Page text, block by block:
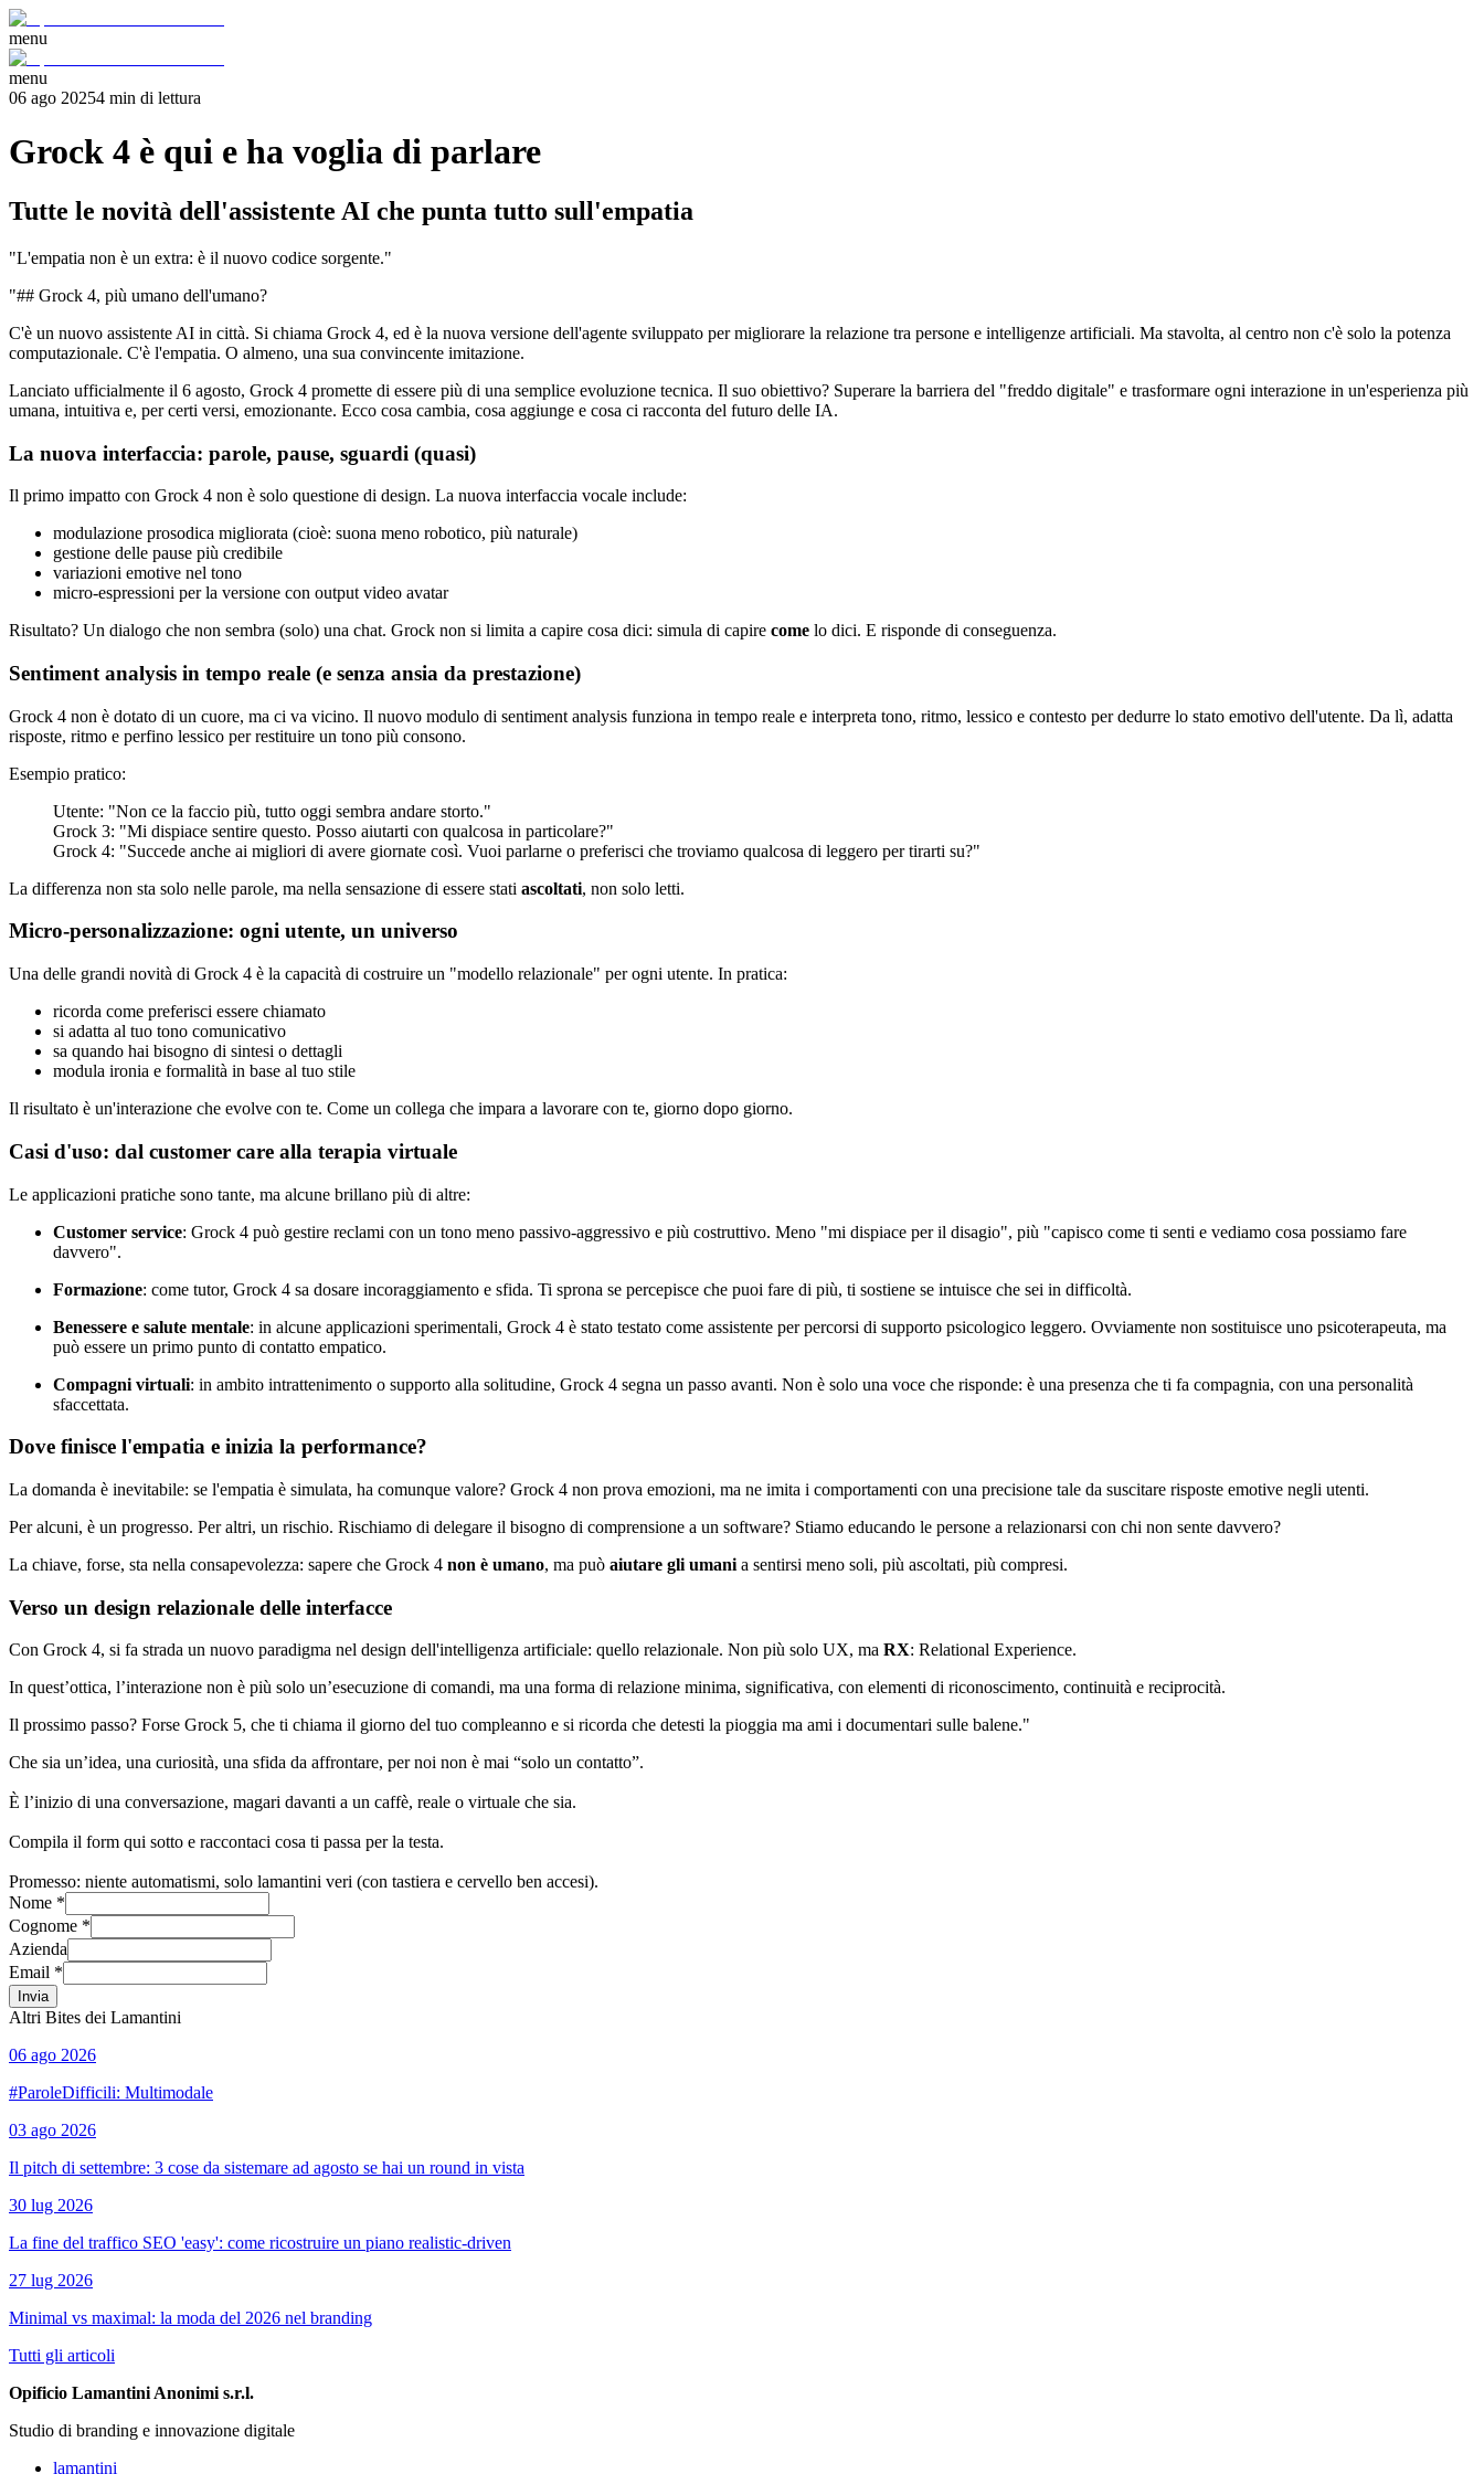
menu
menu
06 ago 20254 min di lettura
Grock 4 è qui e ha voglia di parlare
Tutte le novità dell'assistente AI che punta tutto sull'empatia
"L'empatia non è un extra: è il nuovo codice sorgente."
"## Grock 4, più umano dell'umano?
C'è un nuovo assistente AI in città. Si chiama Grock 4, ed è la nuova versione dell'agente sviluppato per migliorare la relazione tra persone e intelligenze artificiali. Ma stavolta, al centro non c'è solo la potenza
computazionale. C'è l'empatia. O almeno, una sua convincente imitazione.
Lanciato ufficialmente il 6 agosto, Grock 4 promette di essere più di una semplice evoluzione tecnica. Il suo obiettivo? Superare la barriera del "freddo digitale" e trasformare ogni interazione in un'esperienza più
umana, intuitiva e, per certi versi, emozionante. Ecco cosa cambia, cosa aggiunge e cosa ci racconta del futuro delle IA.
La nuova interfaccia: parole, pause, sguardi (quasi)
Il primo impatto con Grock 4 non è solo questione di design. La nuova interfaccia vocale include:
modulazione prosodica migliorata (cioè: suona meno robotico, più naturale)
gestione delle pause più credibile
variazioni emotive nel tono
micro-espressioni per la versione con output video avatar
Risultato? Un dialogo che non sembra (solo) una chat. Grock non si limita a capire cosa dici: simula di capire come lo dici. E risponde di conseguenza.
Sentiment analysis in tempo reale (e senza ansia da prestazione)
Grock 4 non è dotato di un cuore, ma ci va vicino. Il nuovo modulo di sentiment analysis funziona in tempo reale e interpreta tono, ritmo, lessico e contesto per dedurre lo stato emotivo dell'utente. Da lì, adatta
risposte, ritmo e perfino lessico per restituire un tono più consono.
Esempio pratico:
Utente: "Non ce la faccio più, tutto oggi sembra andare storto."
Grock 3: "Mi dispiace sentire questo. Posso aiutarti con qualcosa in particolare?"
Grock 4: "Succede anche ai migliori di avere giornate così. Vuoi parlarne o preferisci che troviamo qualcosa di leggero per tirarti su?"
La differenza non sta solo nelle parole, ma nella sensazione di essere stati ascoltati, non solo letti.
Micro-personalizzazione: ogni utente, un universo
Una delle grandi novità di Grock 4 è la capacità di costruire un "modello relazionale" per ogni utente. In pratica:
ricorda come preferisci essere chiamato
si adatta al tuo tono comunicativo
sa quando hai bisogno di sintesi o dettagli
modula ironia e formalità in base al tuo stile
Il risultato è un'interazione che evolve con te. Come un collega che impara a lavorare con te, giorno dopo giorno.
Casi d'uso: dal customer care alla terapia virtuale
Le applicazioni pratiche sono tante, ma alcune brillano più di altre:
Customer service: Grock 4 può gestire reclami con un tono meno passivo-aggressivo e più costruttivo. Meno "mi dispiace per il disagio", più "capisco come ti senti e vediamo cosa possiamo fare
davvero".
Formazione: come tutor, Grock 4 sa dosare incoraggiamento e sfida. Ti sprona se percepisce che puoi fare di più, ti sostiene se intuisce che sei in difficoltà.
Benessere e salute mentale: in alcune applicazioni sperimentali, Grock 4 è stato testato come assistente per percorsi di supporto psicologico leggero. Ovviamente non sostituisce uno psicoterapeuta, ma
può essere un primo punto di contatto empatico.
Compagni virtuali: in ambito intrattenimento o supporto alla solitudine, Grock 4 segna un passo avanti. Non è solo una voce che risponde: è una presenza che ti fa compagnia, con una personalità
sfaccettata.
Dove finisce l'empatia e inizia la performance?
La domanda è inevitabile: se l'empatia è simulata, ha comunque valore? Grock 4 non prova emozioni, ma ne imita i comportamenti con una precisione tale da suscitare risposte emotive negli utenti.
Per alcuni, è un progresso. Per altri, un rischio. Rischiamo di delegare il bisogno di comprensione a un software? Stiamo educando le persone a relazionarsi con chi non sente davvero?
La chiave, forse, sta nella consapevolezza: sapere che Grock 4 non è umano, ma può aiutare gli umani a sentirsi meno soli, più ascoltati, più compresi.
Verso un design relazionale delle interfacce
Con Grock 4, si fa strada un nuovo paradigma nel design dell'intelligenza artificiale: quello relazionale. Non più solo UX, ma RX: Relational Experience.
In quest’ottica, l’interazione non è più solo un’esecuzione di comandi, ma una forma di relazione minima, significativa, con elementi di riconoscimento, continuità e reciprocità.
Il prossimo passo? Forse Grock 5, che ti chiama il giorno del tuo compleanno e si ricorda che detesti la pioggia ma ami i documentari sulle balene."
Che sia un’idea, una curiosità, una sfida da affrontare, per noi non è mai “solo un contatto”.
È l’inizio di una conversazione, magari davanti a un caffè, reale o virtuale che sia.
Compila il form qui sotto e raccontaci cosa ti passa per la testa.
Promesso: niente automatismi, solo lamantini veri (con tastiera e cervello ben accesi).
Nome *
Cognome *
Azienda
Email *
Invia
Altri Bites dei Lamantini
06 ago 2026
#ParoleDifficili: Multimodale
03 ago 2026
Il pitch di settembre: 3 cose da sistemare ad agosto se hai un round in vista
30 lug 2026
La fine del traffico SEO 'easy': come ricostruire un piano realistic-driven
27 lug 2026
Minimal vs maximal: la moda del 2026 nel branding
Tutti gli articoli
Opificio Lamantini Anonimi s.r.l.
Studio di branding e innovazione digitale
lamantini